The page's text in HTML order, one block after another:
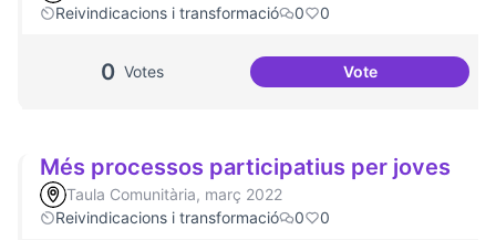
Reivindicacions i transformació
0 0
0 Votes VoteRedefinició Casal
Més processos participatius per joves
Taula Comunitària, març 2022
Reivindicacions i transformació
0 0